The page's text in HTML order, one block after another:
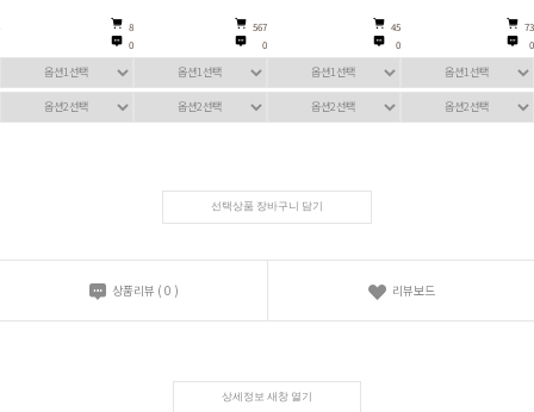
8
0
567
0
45
0
73
0
선택상품 장바구니 담기
상품리뷰 ( 0 ) 리뷰보드
상세정보 새창 열기